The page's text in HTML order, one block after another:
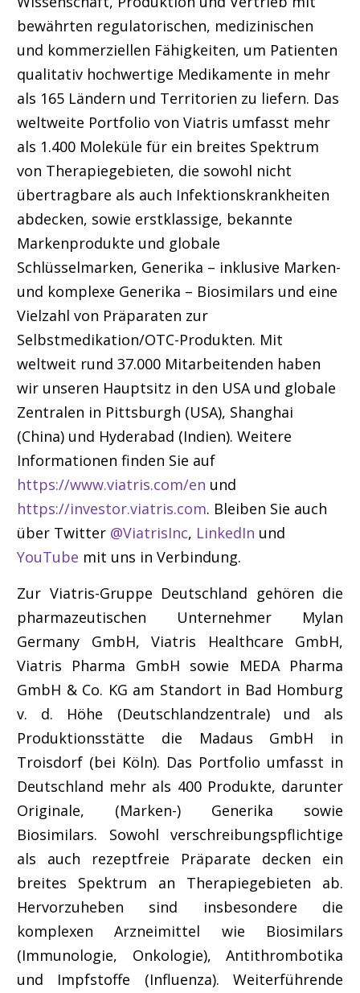
bewährten regulatorischen, medizinischen
und kommerziellen Fähigkeiten, um Patienten
qualitativ hochwertige Medikamente in mehr
als 165 Ländern und Territorien zu liefern. Das
weltweite Portfolio von Viatris umfasst mehr
als 1.400 Moleküle für ein breites Spektrum
von Therapiegebieten, die sowohl nicht
übertragbare als auch Infektionskrankheiten
abdecken, sowie erstklassige, bekannte
Markenprodukte und globale
Schlüsselmarken, Generika – inklusive Marken-
und komplexe Generika – Biosimilars und eine
Vielzahl von Präparaten zur
Selbstmedikation/OTC-Produkten. Mit
weltweit rund 37.000 Mitarbeitenden haben
wir unseren Hauptsitz in den USA und globale
Zentralen in Pittsburgh (USA), Shanghai
(China) und Hyderabad (Indien). Weitere
Informationen finden Sie auf
https://www.viatris.com/en und
https://investor.viatris.com. Bleiben Sie auch
über Twitter @ViatrisInc, LinkedIn und
YouTube mit uns in Verbindung.
Zur Viatris-Gruppe Deutschland gehören die
pharmazeutischen Unternehmer Mylan
Germany GmbH, Viatris Healthcare GmbH,
Viatris Pharma GmbH sowie MEDA Pharma
GmbH & Co. KG am Standort in Bad Homburg
v. d. Höhe (Deutschlandzentrale) und als
Produktionsstätte die Madaus GmbH in
Troisdorf (bei Köln). Das Portfolio umfasst in
Deutschland mehr als 400 Produkte, darunter
Originale, (Marken-) Generika sowie
Biosimilars. Sowohl verschreibungspflichtige
als auch rezeptfreie Präparate decken ein
breites Spektrum an Therapiegebieten ab.
Hervorzuheben sind insbesondere die
komplexen Arzneimittel wie Biosimilars
(Immunologie, Onkologie), Antithrombotika
und Impfstoffe (Influenza). Weiterführende